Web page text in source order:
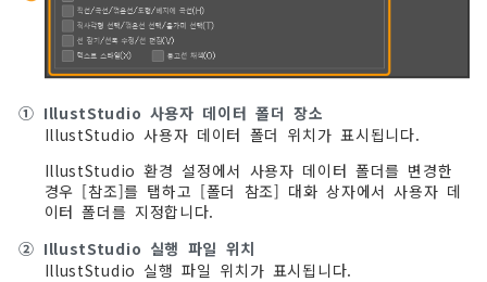
① IllustStudio 사용자 데이터 폴더 장소
IllustStudio 사용자 데이터 폴더 위치가 표시됩니다.
IllustStudio 환경 설정에서 사용자 데이터 폴더를 변경한
경우 [참조]를 탭하고 [폴더 참조] 대화 상자에서 사용자 데
이터 폴더를 지정합니다.
② IllustStudio 실행 파일 위치
IllustStudio 실행 파일 위치가 표시됩니다.